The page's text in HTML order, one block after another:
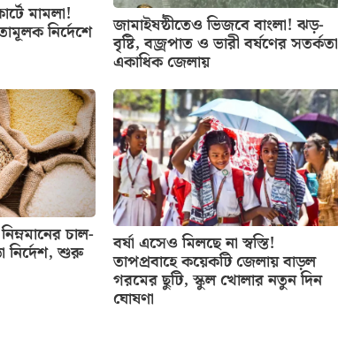
মামলা!
নির্দেশে জামাইষষ্ঠীতেও ভিজবে বাংলা! ঝড়-
বৃষ্টি, বজ্রপাত ও ভারী বর্ষণের সতর্কতা
একাধিক জেলায়
চাল-
নির্দেশ, শুরু বর্ষা এসেও মিলছে না স্বস্তি!
তাপপ্রবাহে কয়েকটি জেলায় বাড়ল
গরমের ছুটি, স্কুল খোলার নতুন দিন
ঘোষণা